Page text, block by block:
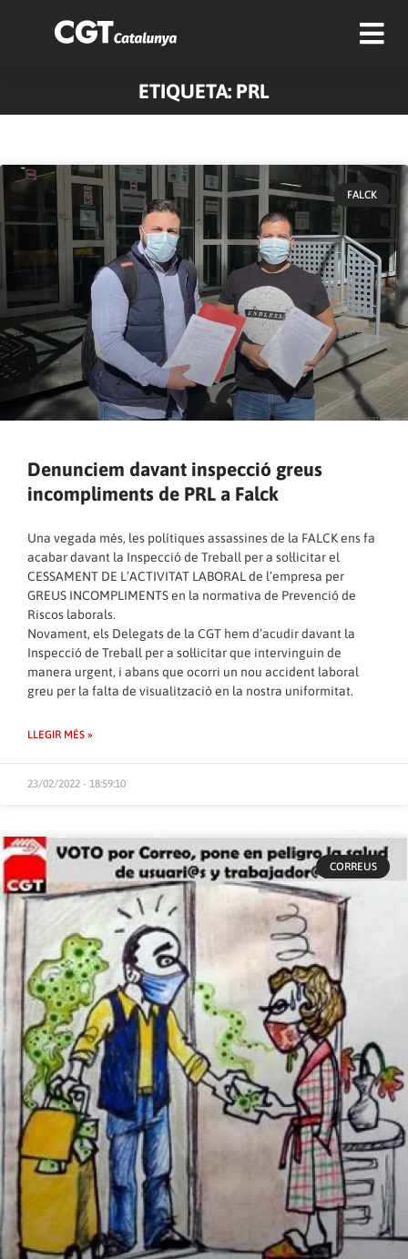
ETIQUETA: PRL
FALCK
Denunciem davant inspecció greus
incompliments de PRL a Falck
Una vegada més, les polítiques assassines de la FALCK ens fa
acabar davant la Inspecció de Treball per a sol·licitar el
CESSAMENT DE L’ACTIVITAT LABORAL de l’empresa per
GREUS INCOMPLIMENTS en la normativa de Prevenció de
Riscos laborals.
Novament, els Delegats de la CGT hem d’acudir davant la
Inspecció de Treball per a sol·licitar que intervinguin de
manera urgent, i abans que ocorri un nou accident laboral
greu per la falta de visualització en la nostra uniformitat.
LLEGIR MÉS »
23/02/2022 - 18:59:10
CORREUS